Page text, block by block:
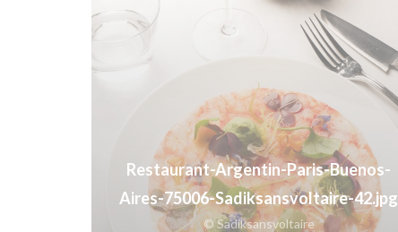
Restaurant-Argentin-Paris-Buenos-
Aires-75006-Sadiksansvoltaire-42.jpg
© Sadiksansvoltaire